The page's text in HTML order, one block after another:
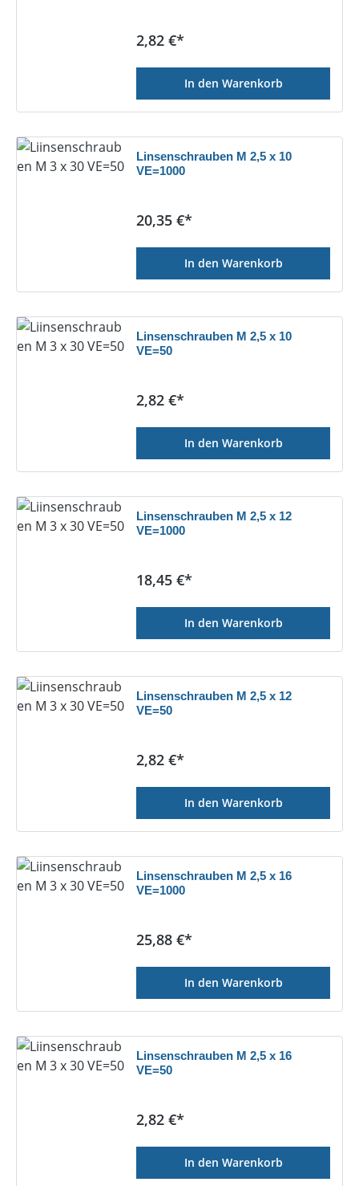
Regulärer Preis:
2,82 €*
In den Warenkorb
Linsenschrauben M 2,5 x 10
VE=1000
Regulärer Preis:
20,35 €*
In den Warenkorb
Linsenschrauben M 2,5 x 10
VE=50
Regulärer Preis:
2,82 €*
In den Warenkorb
Linsenschrauben M 2,5 x 12
VE=1000
Regulärer Preis:
18,45 €*
In den Warenkorb
Linsenschrauben M 2,5 x 12
VE=50
Regulärer Preis:
2,82 €*
In den Warenkorb
Linsenschrauben M 2,5 x 16
VE=1000
Regulärer Preis:
25,88 €*
In den Warenkorb
Linsenschrauben M 2,5 x 16
VE=50
Regulärer Preis:
2,82 €*
In den Warenkorb